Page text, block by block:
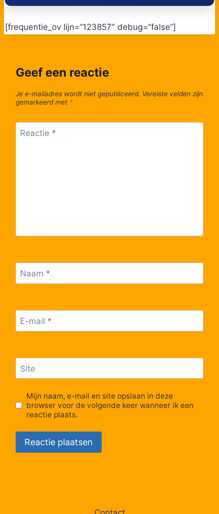
[frequentie_ov lijn=”123857″ debug=”false”]
Geef een reactie
Je e-mailadres wordt niet gepubliceerd. Vereiste velden zijn
gemarkeerd met *
Reactie *
Naam *
E-mail *
Site
Mijn naam, e-mail en site opslaan in deze
browser voor de volgende keer wanneer ik een
reactie plaats.